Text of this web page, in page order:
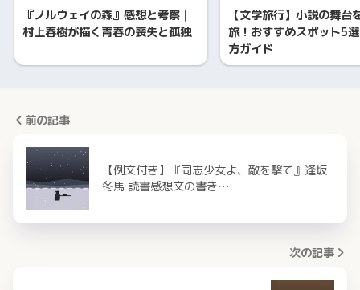
『ノルウェイの森』感想と考察｜
村上春樹が描く青春の喪失と孤独
【文学旅行】小説の舞台
旅！おすすめスポット5
方ガイド
前の記事
【例文付き】『同志少女よ、敵を撃て』逢坂
冬馬 読書感想文の書き…
次の記事